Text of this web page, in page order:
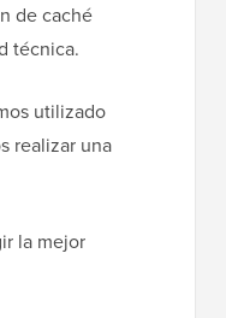
de caché
técnica.
utilizado
realizar una
la mejor